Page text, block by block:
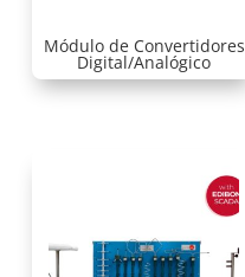
Módulo de Convertidores
Digital/Analógico